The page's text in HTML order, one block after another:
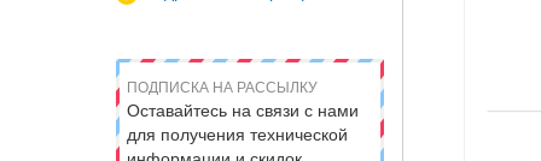
ПОДПИСКА НА РАССЫЛКУ
Оставайтесь на связи с нами
для получения технической